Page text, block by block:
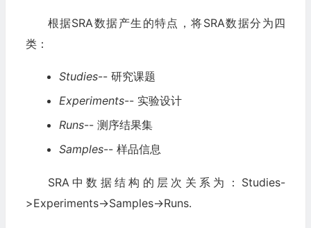
根据SRA数据产生的特点，将SRA数据分为四
类：
Studies-- 研究课题
Experiments-- 实验设计
Runs-- 测序结果集
Samples-- 样品信息
SRA中数据结构的层次关系为：Studies-
>Experiments->Samples->Runs.